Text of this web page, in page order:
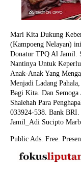
Mari Kita Dukung
(Kampoeng Nelayan)
Donatur TPQ Al Jamil.
Nantinya Untuk
Anak-Anak Yang
Menjadi Ladang
Bagi Kita. Dan
Shalehah Para
033924-538. Bank
Jamil_Adi Sucipto
Public Ads. Free.